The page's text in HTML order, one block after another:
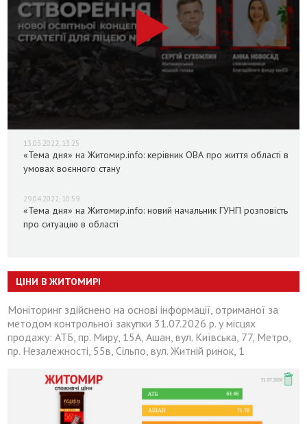
13.05.2022, 13:25
«Тема дня» на Житомир.info: керівник ОВА про життя області в
умовах воєнного стану
29.04.2022, 10:59
«Тема дня» на Житомир.info: новий начальник ГУНП розповість
про ситуацію в області
ЦІНИ В ЖИТОМИРІ
Моніторинг здійснено на основі інформації, отриманої за
методом контрольної закупки 31.07.2026 р. у місцях
продажу: АТБ, пр. Миру, 15А, Ашан, вул. Київська, 77, Метро,
пр. Незалежності, 55в, Сільпо, вул. Житній ринок, 1